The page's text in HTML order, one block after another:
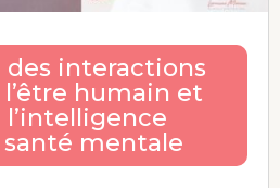
des interactions
humain et
mentale